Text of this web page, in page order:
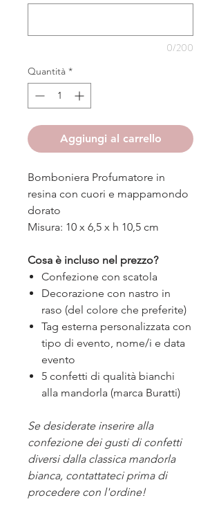
0/200
Quantità *
Aggiungi al carrello
Bomboniera Profumatore in
resina con cuori e mappamondo
dorato
Misura: 10 x 6,5 x h 10,5 cm
Cosa è incluso nel prezzo?
Confezione con scatola
Decorazione con nastro in
raso (del colore che preferite)
Tag esterna personalizzata con
tipo di evento, nome/i e data
evento
5 confetti di qualità bianchi
alla mandorla (marca Buratti)
Se desiderate inserire alla
confezione dei gusti di confetti
diversi dalla classica mandorla
bianca, contattateci prima di
procedere con l'ordine!